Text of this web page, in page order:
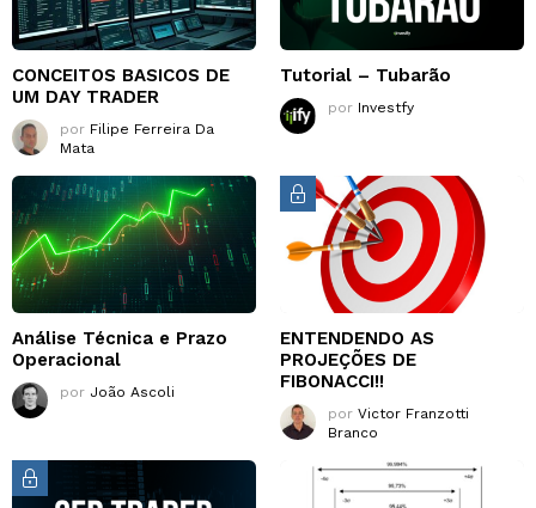
CONCEITOS BASICOS DE
UM DAY TRADER
por Filipe Ferreira Da
Mata
Tutorial – Tubarão
por Investfy
Análise Técnica e Prazo
Operacional
por João Ascoli
ENTENDENDO AS
PROJEÇÕES DE
FIBONACCI!!
por Victor Franzotti
Branco